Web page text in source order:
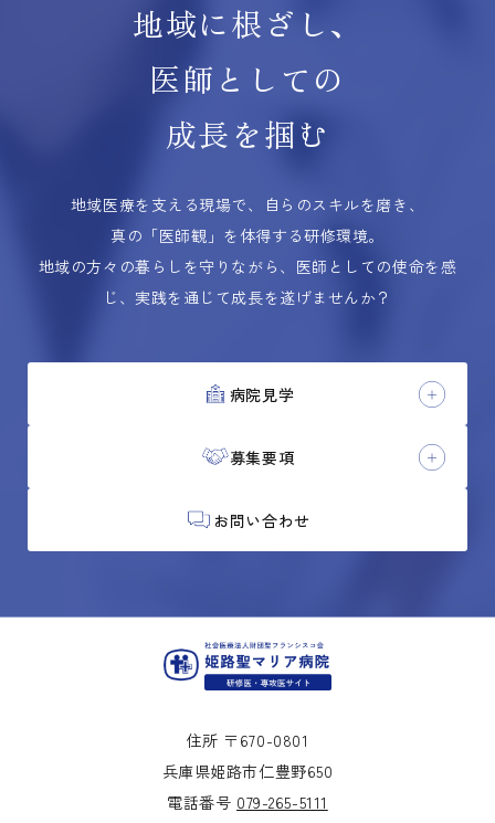
地域に根ざし、
医師としての
成長を掴む
地域医療を支える現場で、自らのスキルを磨き、
真の「医師観」を体得する研修環境。
地域の方々の暮らしを守りながら、医師としての使命を感
じ、実践を通じて成長を遂げませんか？
病院見学
募集要項
お問い合わせ
住所 〒670-0801
兵庫県姫路市仁豊野650
電話番号 079-265-5111